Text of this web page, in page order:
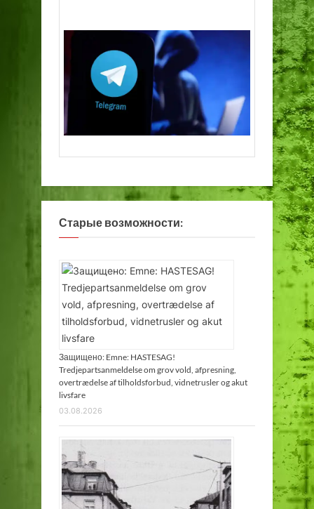
Старые возможности:
Защищено: Emne: HASTESAG!
Tredjepartsanmeldelse om grov vold, afpresning,
overtrædelse af tilholdsforbud, vidnetrusler og akut
livsfare
03.08.2026